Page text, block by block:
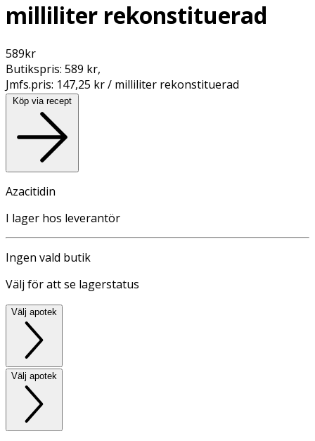
milliliter rekonstituerad
589kr
Butikspris: 589 kr,
Jmfs.pris: 147,25 kr / milliliter rekonstituerad
Köp via recept
Azacitidin
I lager hos leverantör
Ingen vald butik
Välj för att se lagerstatus
Välj apotek
Välj apotek